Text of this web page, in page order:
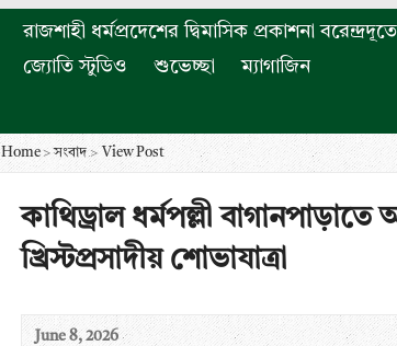
রাজশাহী ধর্মপ্রদেশের দ্বিমাসিক প্রকাশনা
জ্যোতি স্টুডিও
শুভেচ্ছা ম্যাগাজিন
Home >সংবাদ> View Post
কাথিড্রাল ধর্মপল্লী
খ্রিস্টপ্রসাদীয় শোভাযাত্রা
June 8, 2026